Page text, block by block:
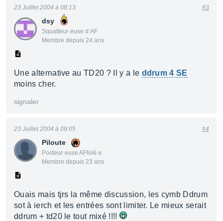
dsy
Squatteur·euse d’AF
Membre depuis 24 ans
23 Juillet 2004 à 08:13 #3
Une alternative au TD20 ? Il y a le ddrum 4 SE
moins cher.
signaler
Piloute
Posteur·euse AFfolé·e
Membre depuis 23 ans
23 Juillet 2004 à 09:05 #4
Ouais mais tjrs la même discussion, les cymb Ddrum
sot à ierch et les entrées sont limiter. Le mieux serait
ddrum + td20 le tout mixé !!!!